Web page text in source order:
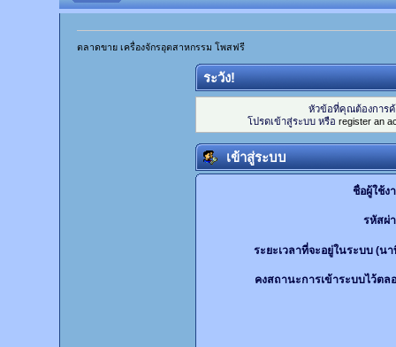
ตลาดขาย เครื่องจักรอุตสาหกรรม โพสฟรี
ระวัง!
หัวข้อที่คุณต้องการ
โปรดเข้าสู่ระบบ หรือ register an
เข้าสู่ระบบ
ชื่อผู้ใช้ง
รหัสผ่
ระยะเวลาที่จะอยู่ในระบบ (น
คงสถานะการเข้าระบบไว้ตล